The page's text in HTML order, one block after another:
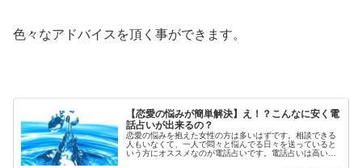
色々なアドバイスを頂く事ができます。
【恋愛の悩みが簡単解決】え！？こんなに安く電
話占いが出来るの？
恋愛の悩みを抱えた女性の方は多いはずです。相談できる
人もいなくて、一人で悶々と悩んでる日々を送っていると
いう方にオススメなのが電話占いです。電話占いは高いも